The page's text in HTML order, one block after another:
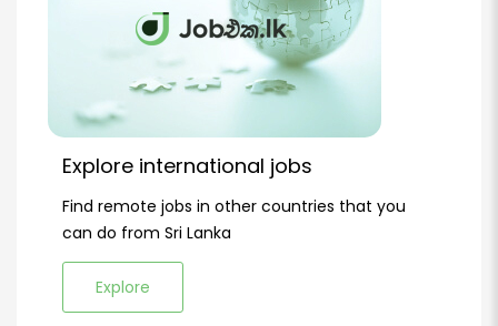
Explore international jobs
Find remote jobs in other countries that you
can do from Sri Lanka
Explore